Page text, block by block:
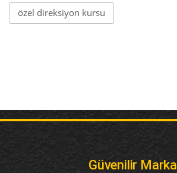
özel direksiyon kursu
Güvenilir Marka